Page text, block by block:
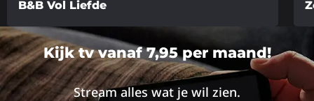
B&B Vol Liefde
Lees
meer
over
Kijk tv vanaf 7,95 per maand!
Stream alles wat je wil zien.